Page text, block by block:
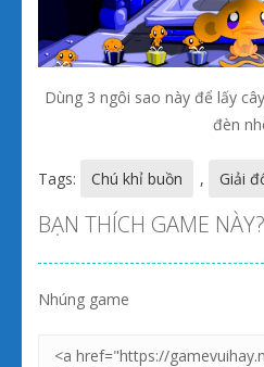
Dùng 3 ngôi sao này để lấy
đèn
Tags: Chú khỉ buồn , Giải
BẠN THÍCH GAME NÀY?
Nhúng game